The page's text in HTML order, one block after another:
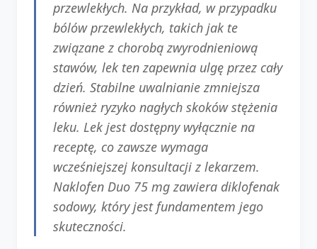
przewlekłych. Na przykład, w przypadku
bólów przewlekłych, takich jak te
związane z chorobą zwyrodnieniową
stawów, lek ten zapewnia ulgę przez cały
dzień. Stabilne uwalnianie zmniejsza
również ryzyko nagłych skoków stężenia
leku. Lek jest dostępny wyłącznie na
receptę, co zawsze wymaga
wcześniejszej konsultacji z lekarzem.
Naklofen Duo 75 mg zawiera diklofenak
sodowy, który jest fundamentem jego
skuteczności.